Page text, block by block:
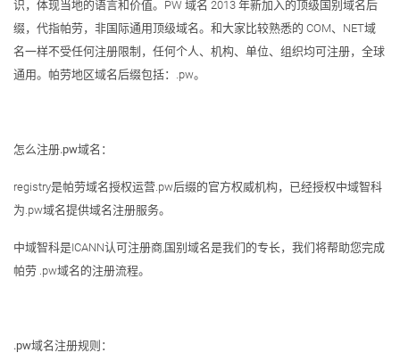
识，体现当地的语言和价值。PW 域名 2013 年新加入的顶级国别域名后
缀，代指帕劳，非国际通用顶级域名。和大家比较熟悉的 COM、NET域
名一样不受任何注册限制，任何个人、机构、单位、组织均可注册，全球
通用。帕劳地区域名后缀包括：.pw。
怎么注册.pw域名：
registry是帕劳域名授权运营.pw后缀的官方权威机构，已经授权中域智科
为.pw域名提供域名注册服务。
中域智科是ICANN认可注册商,国别域名是我们的专长，我们将帮助您完成
帕劳 .pw域名的注册流程。
.pw域名注册规则：